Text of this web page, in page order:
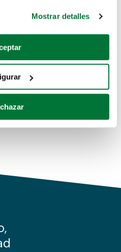
su ubicación geográfica
analizándolo activamente
específicas (huellas
cómo se procesan sus
haga del sitio web con
publicidad y análisis
Mostrar detalles